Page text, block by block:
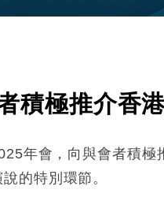
積極推介香
年會，向與會者積極
的特別環節。